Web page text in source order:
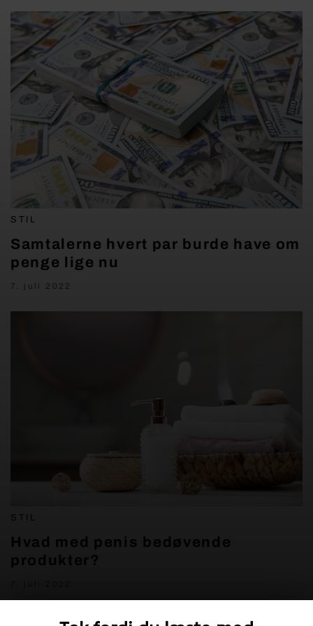
STIL
Samtalerne hvert par burde have om
penge lige nu
7. juli 2022
STIL
Hvad med penis bedøvende
produkter?